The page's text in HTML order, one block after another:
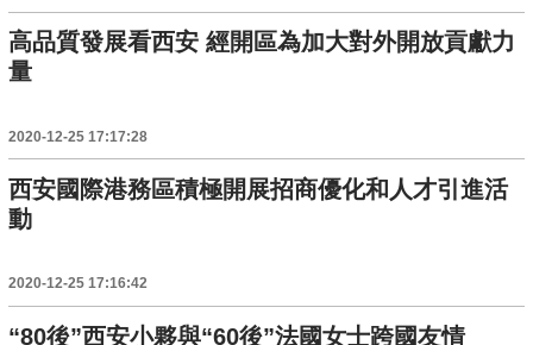
高品質發展看西安 經開區為加大對外開放貢獻力
量
2020-12-25 17:17:28
西安國際港務區積極開展招商優化和人才引進活
動
2020-12-25 17:16:42
“80後”西安小夥與“60後”法國女士跨國友情